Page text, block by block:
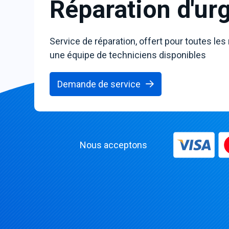
Réparation
Service de réparation, offert pour toutes
une équipe de techniciens disponibles
Demande de service
Nous acceptons